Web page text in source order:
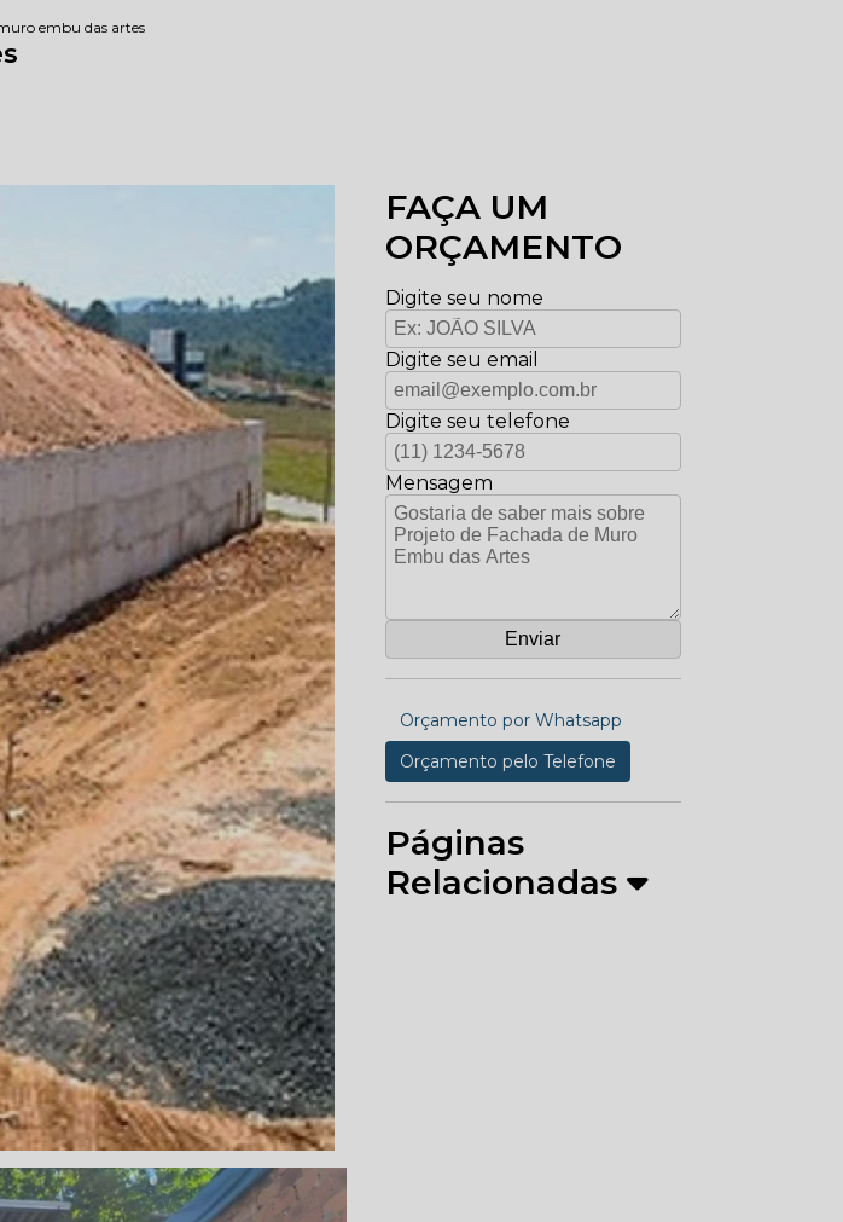
embu das artes
FAÇA UM
ORÇAMENTO
Digite seu nome
Digite seu email
Digite seu telefone
Mensagem
Orçamento por Whatsapp
Orçamento pelo Telefone
Páginas
Relacionadas